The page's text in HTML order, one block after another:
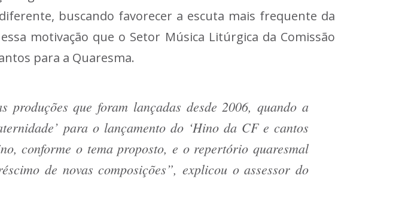
buscando favorecer a escuta mais frequente da
motivação que o Setor Música Litúrgica da Comissão
para a Quaresma.
produções que foram lançadas desde 2006, quando a
para o lançamento do ‘Hino da CF e cantos
conforme o tema proposto, e o repertório quaresmal
de novas composições”, explicou o assessor do